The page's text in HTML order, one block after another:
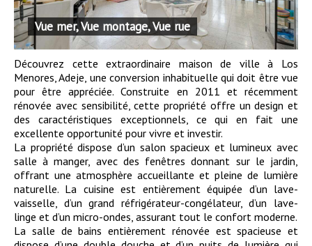
Vue mer, Vue montage, Vue rue
Découvrez cette extraordinaire maison de ville à Los
Menores, Adeje, une conversion inhabituelle qui doit être vue
pour être appréciée. Construite en 2011 et récemment
rénovée avec sensibilité, cette propriété offre un design et
des caractéristiques exceptionnels, ce qui en fait une
excellente opportunité pour vivre et investir.
La propriété dispose d’un salon spacieux et lumineux avec
salle à manger, avec des fenêtres donnant sur le jardin,
offrant une atmosphère accueillante et pleine de lumière
naturelle. La cuisine est entièrement équipée d’un lave-
vaisselle, d’un grand réfrigérateur-congélateur, d’un lave-
linge et d’un micro-ondes, assurant tout le confort moderne.
La salle de bains entièrement rénovée est spacieuse et